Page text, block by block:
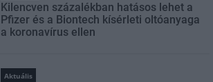
Kilencven százalékban hatásos lehet a
Pfizer és a Biontech kísérleti oltóanyaga
a koronavírus ellen
Aktuális